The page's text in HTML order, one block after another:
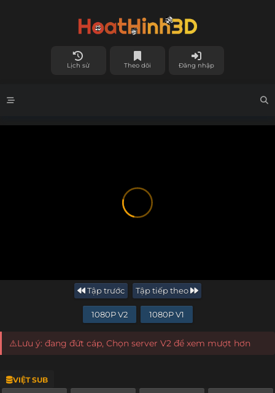
Lịch sử Theo dõi Đăng nhập
Tập trước Tập tiếp theo
1080P V2 1080P V1
⚠️Lưu ý: đang đứt cáp, Chọn server V2 để xem mượt hơn
VIỆT SUB